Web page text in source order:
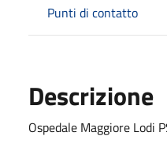
Punti di contatto
Descrizione
Ospedale Maggiore Lodi